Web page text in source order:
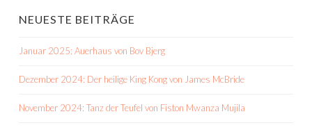
NEUESTE BEITRÄGE
Januar 2025: Auerhaus von Bov Bjerg
Dezember 2024: Der heilige King Kong von James McBride
November 2024: Tanz der Teufel von Fiston Mwanza Mujila